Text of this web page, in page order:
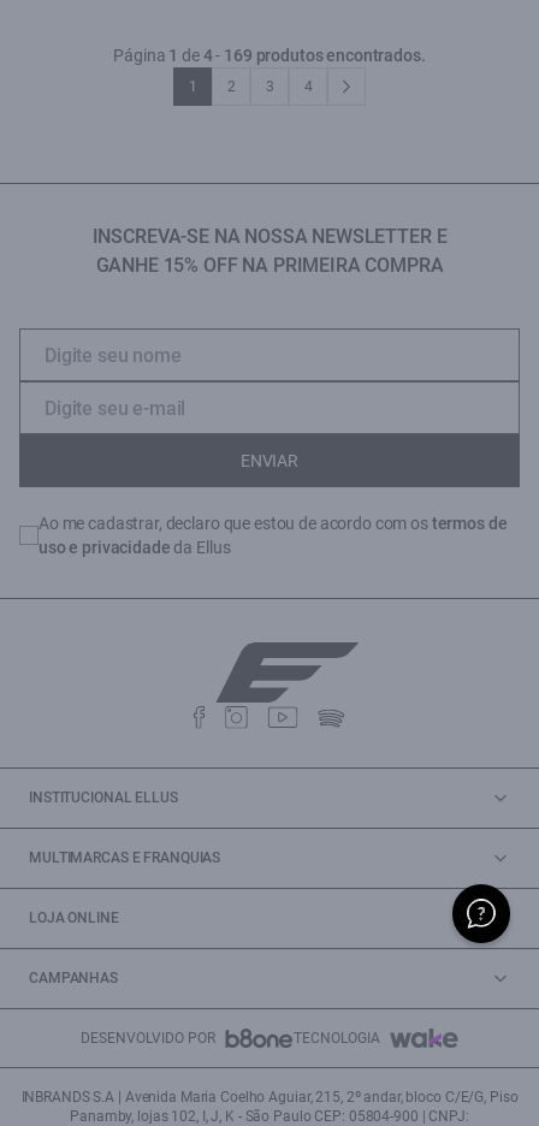
Página 1 de4- 169 produtos encontrados.
1 2 3 4
INSCREVA-SE NA NOSSA NEWSLETTER E
GANHE 15% OFF NA PRIMEIRA COMPRA
ENVIAR
Ao me cadastrar, declaro que estou de acordo com ostermos de
uso e privacidade da Ellus
INSTITUCIONAL ELLUS
MULTIMARCAS E FRANQUIAS
LOJA ONLINE
CAMPANHAS
DESENVOLVIDO POR TECNOLOGIA
INBRANDS S.A | Avenida Maria Coelho Aguiar, 215, 2º andar, bloco C/E/G, Piso
Panamby, lojas 102, I, J, K - São Paulo CEP: 05804-900 | CNPJ: